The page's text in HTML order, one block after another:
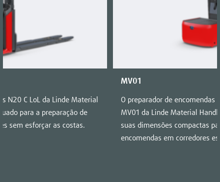
N20 C LoL da Linde Material
para a preparação de
sem esforçar as costas.
MV01
O preparador de encomendas
MV01 da Linde Material
suas dimensões compactas
encomendas em corredores